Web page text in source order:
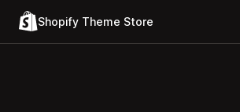
Shopify Theme Store